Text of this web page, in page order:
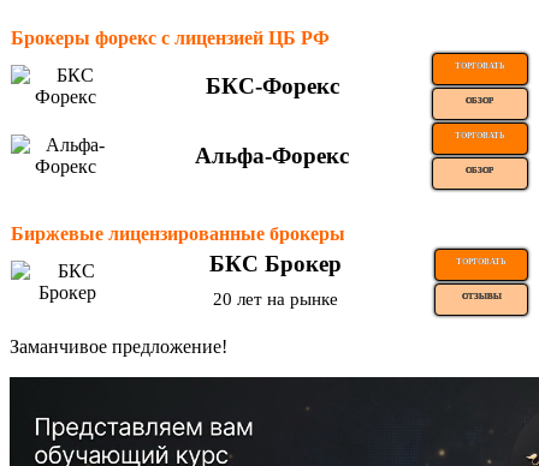
Брокеры форекс с лицензией ЦБ РФ
БКС-Форекс
ТОРГОВАТЬ
ОБЗОР
Альфа-Форекс
ТОРГОВАТЬ
ОБЗОР
Биржевые лицензированные брокеры
БКС Брокер ТОРГОВАТЬ
20 лет на рынке ОТЗЫВЫ
Заманчивое предложение!